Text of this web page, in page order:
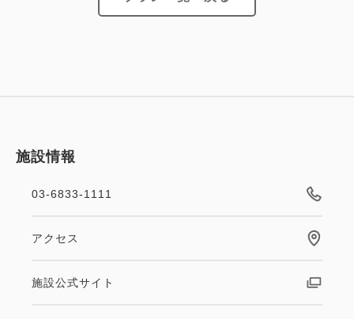
施設情報
03-6833-1111
アクセス
施設公式サイト